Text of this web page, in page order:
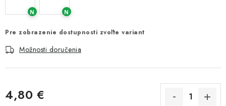
N N
Pre zobrazenie dostupnosti zvoľte variant
Možnosti doručenia
4,80 €